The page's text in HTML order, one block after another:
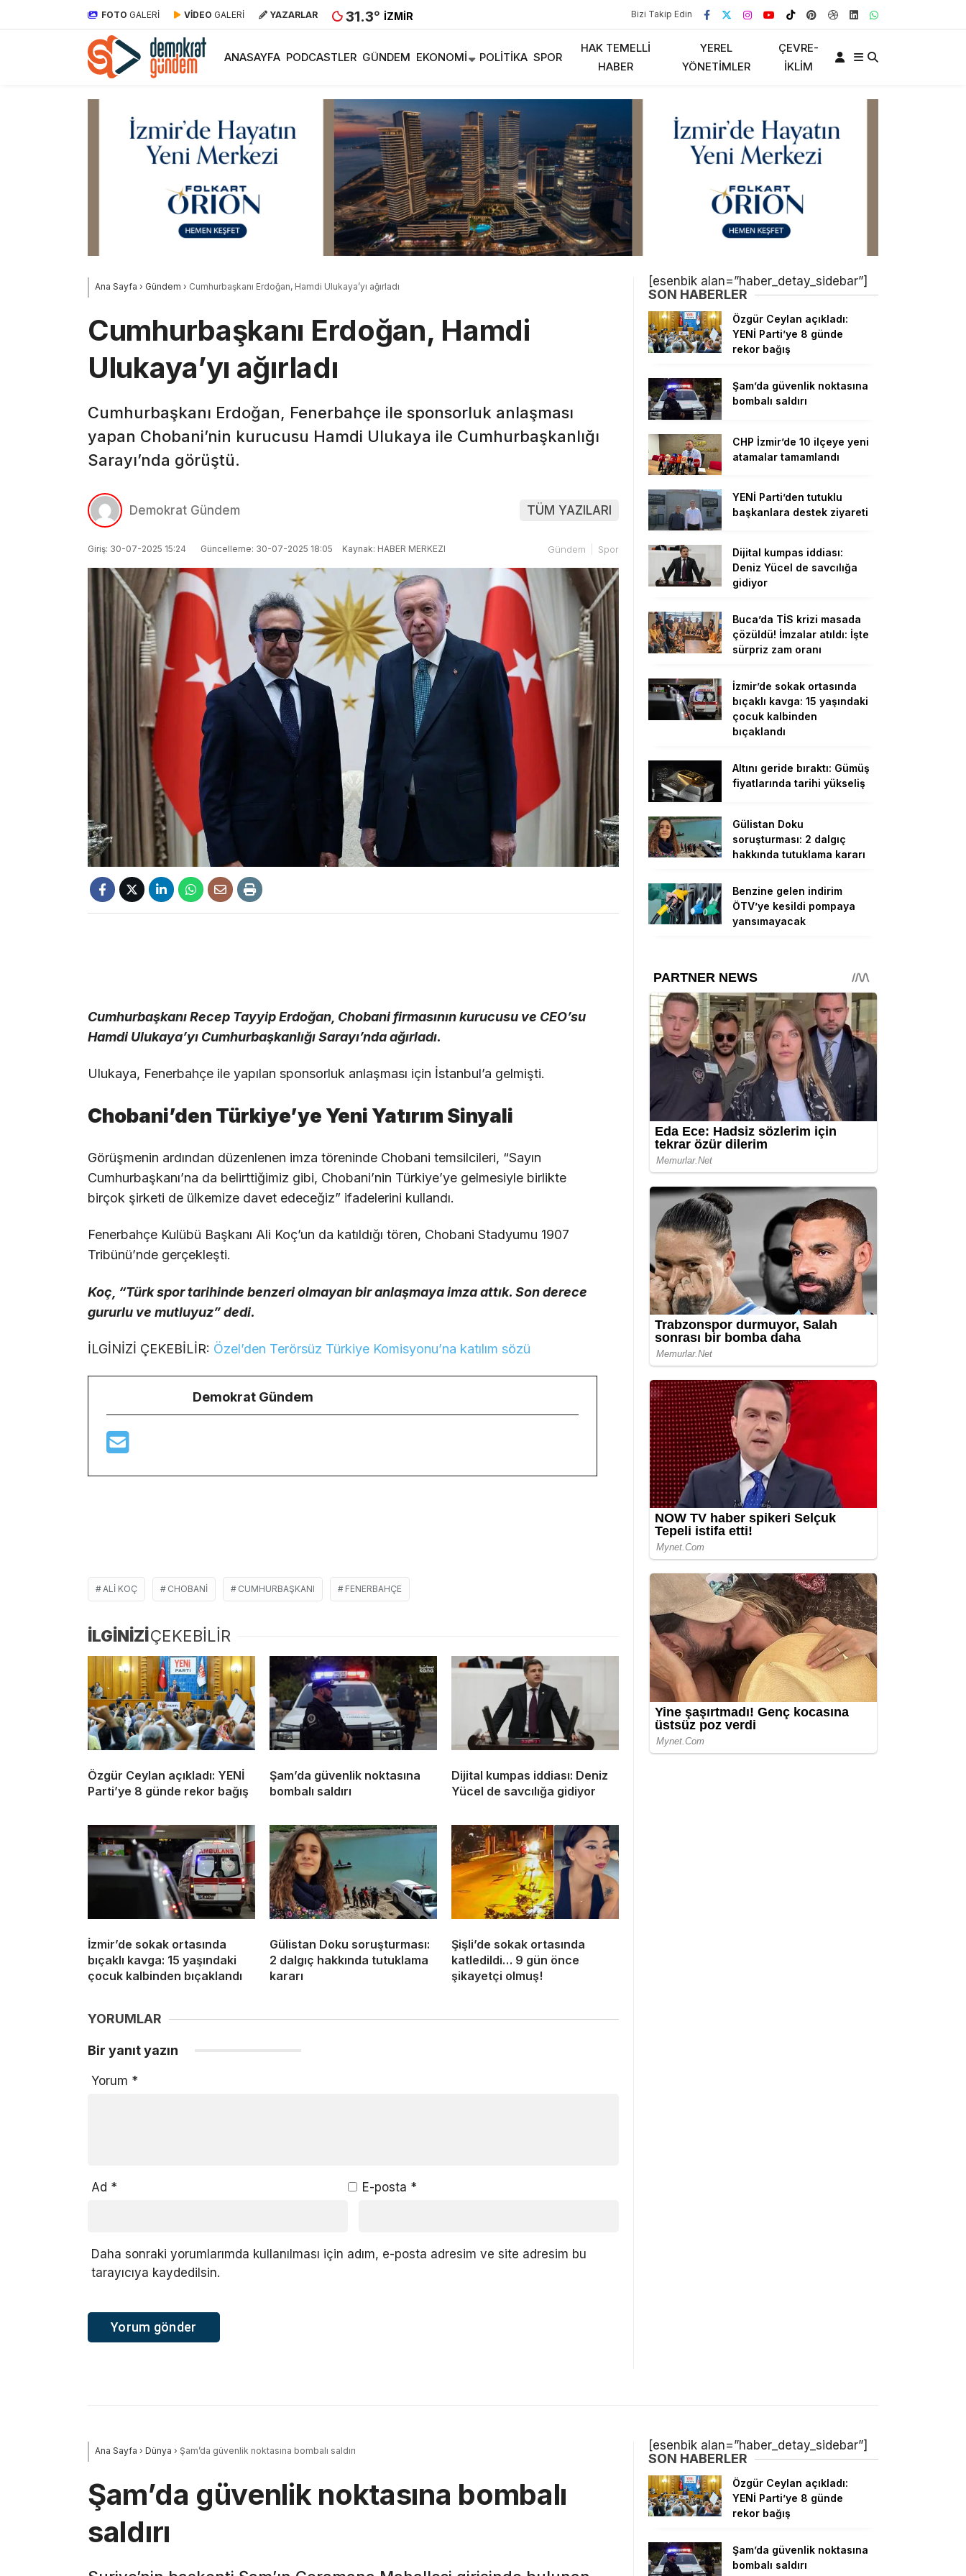
FOTO GALERİ VİDEO GALERİ YAZARLAR 31.3° İZMIR Bizi Takip Edin
ANASAYFA PODCASTLER GÜNDEM EKONOMI POLITIKA SPOR
HAK TEMELLI
HABER
YEREL
YÖNETIMLER
ÇEVRE-
İKLIM
Ana Sayfa › Gündem › Cumhurbaşkanı Erdoğan, Hamdi Ulukaya’yı ağırladı
Cumhurbaşkanı Erdoğan, Hamdi
Ulukaya’yı ağırladı
Cumhurbaşkanı Erdoğan, Fenerbahçe ile sponsorluk anlaşması
yapan Chobani’nin kurucusu Hamdi Ulukaya ile Cumhurbaşkanlığı
Sarayı’nda görüştü.
Demokrat Gündem TÜM YAZILARI
Giriş: 30-07-2025 15:24 Güncelleme: 30-07-2025 18:05 Kaynak: HABER MERKEZI Gündem Spor
Cumhurbaşkanı Recep Tayyip Erdoğan, Chobani firmasının kurucusu ve CEO’su
Hamdi Ulukaya’yı Cumhurbaşkanlığı Sarayı’nda ağırladı.
Ulukaya, Fenerbahçe ile yapılan sponsorluk anlaşması için İstanbul’a gelmişti.
Chobani’den Türkiye’ye Yeni Yatırım Sinyali
Görüşmenin ardından düzenlenen imza töreninde Chobani temsilcileri, “Sayın
Cumhurbaşkanı’na da belirttiğimiz gibi, Chobani’nin Türkiye’ye gelmesiyle birlikte
birçok şirketi de ülkemize davet edeceğiz” ifadelerini kullandı.
Fenerbahçe Kulübü Başkanı Ali Koç’un da katıldığı tören, Chobani Stadyumu 1907
Tribünü’nde gerçekleşti.
Koç, “Türk spor tarihinde benzeri olmayan bir anlaşmaya imza attık. Son derece
gururlu ve mutluyuz” dedi.
İLGİNİZİ ÇEKEBİLİR: Özel’den Terörsüz Türkiye Komisyonu’na katılım sözü
Demokrat Gündem
ALI KOÇ CHOBANI CUMHURBAŞKANI FENERBAHÇE
İLGİNİZİÇEKEBİLİR
Özgür Ceylan açıkladı: YENİ
Parti’ye 8 günde rekor bağış
Şam’da güvenlik noktasına
bombalı saldırı
Dijital kumpas iddiası: Deniz
Yücel de savcılığa gidiyor
İzmir’de sokak ortasında
bıçaklı kavga: 15 yaşındaki
çocuk kalbinden bıçaklandı
Gülistan Doku soruşturması:
2 dalgıç hakkında tutuklama
kararı
Şişli’de sokak ortasında
katledildi… 9 gün önce
şikayetçi olmuş!
YORUMLAR
Bir yanıt yazın
Yorum *
Ad * E-posta *
Daha sonraki yorumlarımda kullanılması için adım, e-posta adresim ve site adresim bu
tarayıcıya kaydedilsin.
[esenbik alan=”haber_detay_sidebar”]
SON HABERLER
Özgür Ceylan açıkladı:
YENİ Parti’ye 8 günde
rekor bağış
Şam’da güvenlik noktasına
bombalı saldırı
CHP İzmir’de 10 ilçeye yeni
atamalar tamamlandı
YENİ Parti’den tutuklu
başkanlara destek ziyareti
Dijital kumpas iddiası:
Deniz Yücel de savcılığa
gidiyor
Buca’da TİS krizi masada
çözüldü! İmzalar atıldı: İşte
sürpriz zam oranı
İzmir’de sokak ortasında
bıçaklı kavga: 15 yaşındaki
çocuk kalbinden
bıçaklandı
Altını geride bıraktı: Gümüş
fiyatlarında tarihi yükseliş
Gülistan Doku
soruşturması: 2 dalgıç
hakkında tutuklama kararı
Benzine gelen indirim
ÖTV’ye kesildi pompaya
yansımayacak
Ana Sayfa › Dünya › Şam’da güvenlik noktasına bombalı saldırı
Şam’da güvenlik noktasına bombalı
saldırı
[esenbik alan=”haber_detay_sidebar”]
SON HABERLER
Özgür Ceylan açıkladı:
YENİ Parti’ye 8 günde
rekor bağış
Şam’da güvenlik noktasına
bombalı saldırı